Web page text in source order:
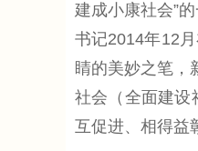
建成小康社会”
书记2014年12
睛的美妙之笔，
社会（全面建设
互促进、相得益